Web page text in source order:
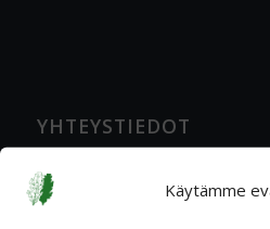
Käytämme
YHTEYSTIEDOT
Katuosoite
Ratavartijankatu 2 A, 00520